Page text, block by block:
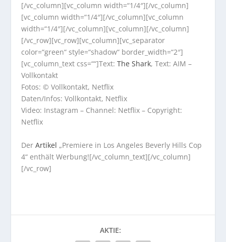
[/vc_column][vc_column width=“1/4″][/vc_column]
[vc_column width=“1/4″][/vc_column][vc_column
width=“1/4″][/vc_column][vc_column][/vc_column]
[/vc_row][vc_row][vc_column][vc_separator
color=“green“ style=“shadow“ border_width=“2″]
[vc_column_text css=““]Text:The Shark, Text: AIM –
Vollkontakt
Fotos: © Vollkontakt, Netflix
Daten/Infos: Vollkontakt, Netflix
Video: Instagram – Channel: Netflix – Copyright:
Netflix
DerArtikel „Premiere in Los Angeles Beverly Hills Cop
4“ enthält Werbung![/vc_column_text][/vc_column]
[/vc_row]
AKTIE: